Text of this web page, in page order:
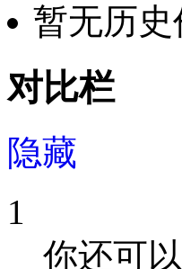
暂无历史
对比栏
隐藏
1
你还可